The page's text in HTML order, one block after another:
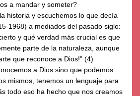
a mandar y someter?
historia y escuchemos lo que decía
1968) a mediados del pasado siglo:
y qué verdad más crucial es que
parte de la naturaleza, aunque
que reconoce a Dios!” (4)
a Dios sino que podemos
mismos, tenemos un lenguaje para
todo eso ha hecho que nos creamos